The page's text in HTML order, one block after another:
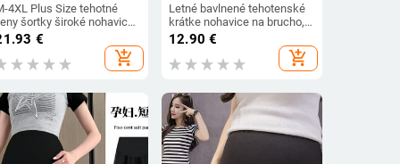
4XL Plus Size tehotné
šortky široké nohavice
krátke nohavice
jednofarebné tehotenské
cut
€
add_shopping_cart
Letné bavlnené tehotenské
krátke nohavice na brucho,
tehotné ženy, šortky,
tehotenské krátke nohavice,
nastaviteľné oblečenie na
brucho v kórejskom štýle
12.90 €
add_shopping_cart